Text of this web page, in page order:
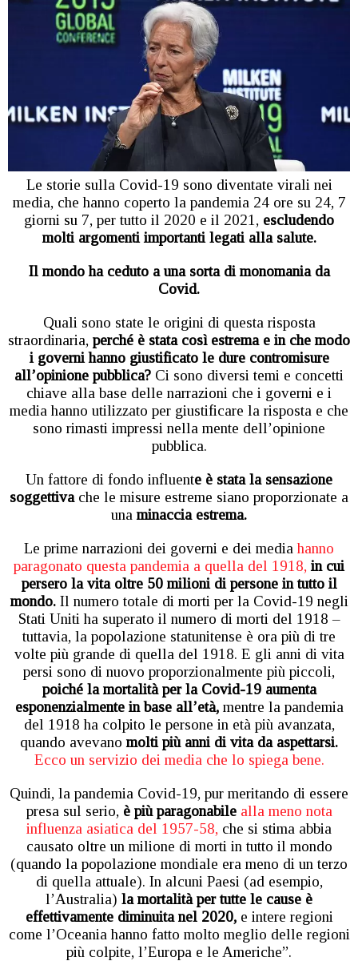
Le storie sulla Covid-19 sono diventate virali nei
media, che hanno coperto la pandemia 24 ore su 24, 7
giorni su 7, per tutto il 2020 e il 2021, escludendo
molti argomenti importanti legati alla salute.
Il mondo ha ceduto a una sorta di monomania da
Covid.
Quali sono state le origini di questa risposta
straordinaria, perché è stata così estrema e in che modo
i governi hanno giustificato le dure contromisure
all’opinione pubblica? Ci sono diversi temi e concetti
chiave alla base delle narrazioni che i governi e i
media hanno utilizzato per giustificare la risposta e che
sono rimasti impressi nella mente dell’opinione
pubblica.
Un fattore di fondo influente è stata la sensazione
soggettiva che le misure estreme siano proporzionate a
una minaccia estrema.
Le prime narrazioni dei governi e dei mediahanno
paragonato questa pandemia a quella del 1918, in cui
persero la vita oltre 50 milioni di persone in tutto il
mondo.Il numero totale di morti per la Covid-19 negli
Stati Uniti ha superato il numero di morti del 1918 –
tuttavia, la popolazione statunitense è ora più di tre
volte più grande di quella del 1918. E gli anni di vita
persi sono di nuovo proporzionalmente più piccoli,
poiché la mortalità per la Covid-19 aumenta
esponenzialmente in base all’età, mentre la pandemia
del 1918 ha colpito le persone in età più avanzata,
quando avevano molti più anni di vita da aspettarsi.
Ecco un servizio dei media che lo spiega bene.
Quindi, la pandemia Covid-19, pur meritando di essere
presa sul serio, è più paragonabilealla meno nota
influenza asiatica del 1957-58, che si stima abbia
causato oltre un milione di morti in tutto il mondo
(quando la popolazione mondiale era meno di un terzo
di quella attuale). In alcuni Paesi (ad esempio,
l’Australia) la mortalità per tutte le cause è
effettivamente diminuita nel 2020,e intere regioni
come l’Oceania hanno fatto molto meglio delle regioni
più colpite, l’Europa e le Americhe”.